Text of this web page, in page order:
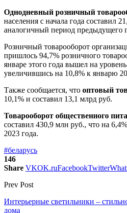
Однодневный розничный
населения с начала года составил
аналогичный период предыдущего
Розничный товарооборот
пришлось 94,7% розничного
январе этого года вышел на
увеличившись на 10,8% к январю
Также сообщается, что оптовый
10,1% и составил 13,1 млрд руб.
Товарооборот общественного
составил 430,9 млн руб., что на
2023 года.
#беларусь
146
Share VKOK.ruFacebookTwitter
Prev Post
Интерьерные светильники –
дома